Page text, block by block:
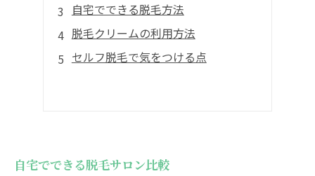
自宅でできる脱毛方法
脱毛クリームの利用方法
セルフ脱毛で気をつける点
自宅でできる脱毛サロン比較